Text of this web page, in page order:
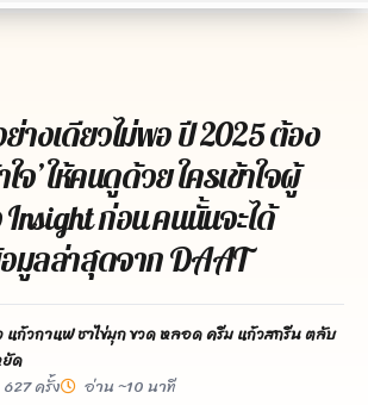
างเดียวไม่พอ ปี 2025 ต้อง
ใจ’ ให้คนดูด้วย ใครเข้าใจผู้
Insight ก่อน คนนั้นจะได้
มูลล่าสุดจาก DAAT
แก้วกาแฟ ชาไข่มุก ขวด หลอด ครีม แก้วสกรีน ตลับ
ด
627 ครั้ง อ่าน ~10 นาที